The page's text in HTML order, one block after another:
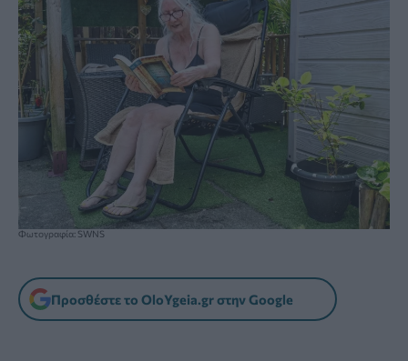
Φωτογραφία: SWNS
Προσθέστε το OloYgeia.gr στην Google